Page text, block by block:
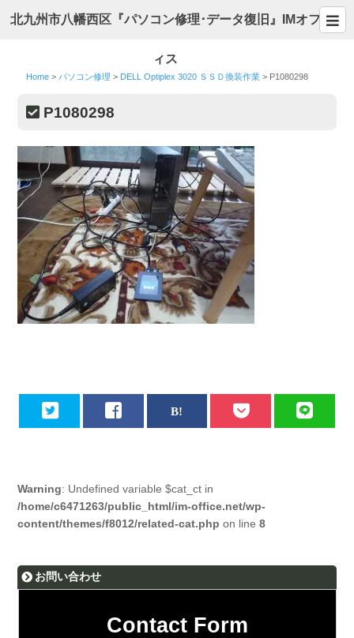
北九州市八幡西区『パソコン修理･データ復旧』IMオフ
ィス
Home > パソコン修理 > DELL Optiplex 3020 ＳＳＤ換装作業 > P1080298
P1080298
Warning: Undefined variable $cat_ct in
/home/c6471263/public_html/im-office.net/wp-
content/themes/f8012/related-cat.php on line8
お問い合わせ
Contact Form